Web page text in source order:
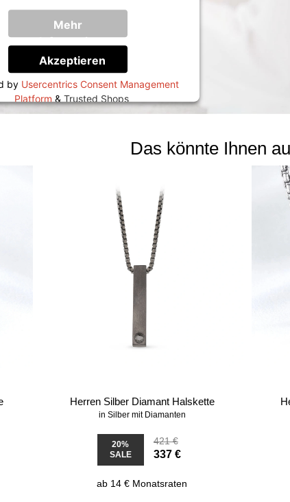
Mehr
Informationen
Akzeptieren
by Usercentrics Consent Management
Platform&Trusted Shops
Das könnte Ihnen
Herren Silber Diamant Halskette
in Silber mit Diamanten
20%
SALE
421 €
337 €
ab 14 € Monatsraten